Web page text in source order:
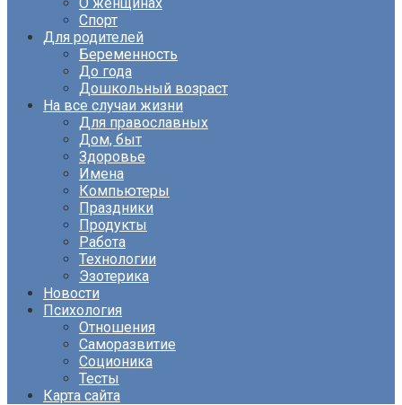
Спорт
Для родителей
Беременность
До года
Дошкольный возраст
На все случаи жизни
Для православных
Дом, быт
Здоровье
Имена
Компьютеры
Праздники
Продукты
Работа
Технологии
Эзотерика
Новости
Психология
Отношения
Саморазвитие
Соционика
Тесты
Карта сайта